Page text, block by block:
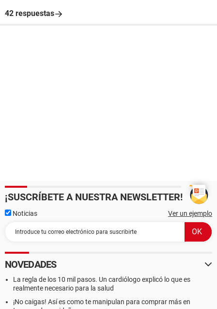
42 respuestas
¡SUSCRÍBETE A NUESTRA NEWSLETTER!
Noticias Ver un ejemplo
NOVEDADES
La regla de los 10 mil pasos. Un cardiólogo explicó lo que es
realmente necesario para la salud
¡No caigas! Así es como te manipulan para comprar más en